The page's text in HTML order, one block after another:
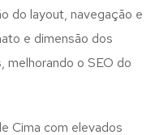
do layout, navegação e
e dimensão dos
o SEO do
Cima com elevados